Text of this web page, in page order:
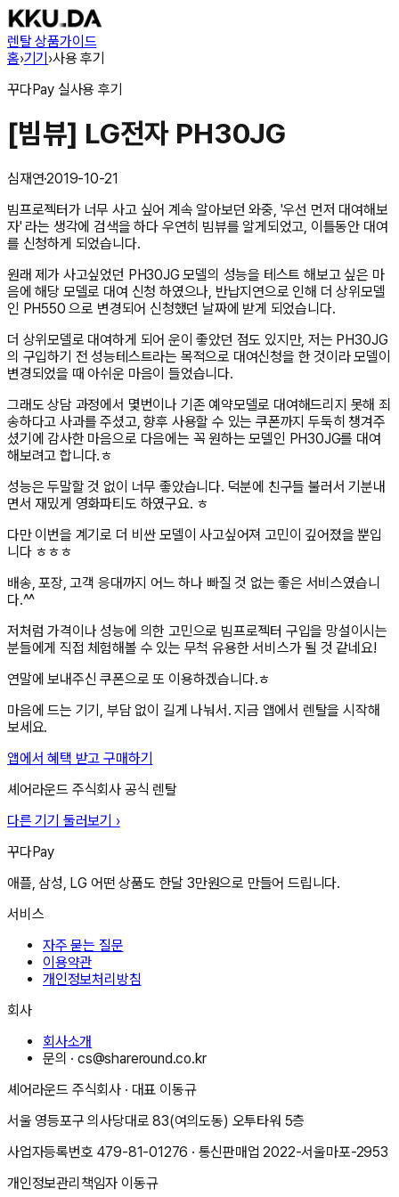
렌탈 상품가이드
홈›기기›사용 후기
꾸다Pay 실사용 후기
[빔뷰] LG전자 PH30JG
심재연·2019-10-21
빔프로젝터가 너무 사고 싶어 계속 알아보던 와중, '우선 먼저 대여해보
자' 라는 생각에 검색을 하다 우연히 빔뷰를 알게되었고, 이틀동안 대여
를 신청하게 되었습니다.
원래 제가 사고싶었던 PH30JG 모델의 성능을 테스트 해보고 싶은 마
음에 해당 모델로 대여 신청 하였으나, 반납지연으로 인해 더 상위모델
인 PH550 으로 변경되어 신청했던 날짜에 받게 되었습니다.
더 상위모델로 대여하게 되어 운이 좋았던 점도 있지만, 저는 PH30JG
의 구입하기 전 성능테스트라는 목적으로 대여신청을 한 것이라 모델이
변경되었을 때 아쉬운 마음이 들었습니다.
그래도 상담 과정에서 몇번이나 기존 예약모델로 대여해드리지 못해 죄
송하다고 사과를 주셨고, 향후 사용할 수 있는 쿠폰까지 두둑히 챙겨주
셨기에 감사한 마음으로 다음에는 꼭 원하는 모델인 PH30JG를 대여
해보려고 합니다.ㅎ
성능은 두말할 것 없이 너무 좋았습니다. 덕분에 친구들 불러서 기분내
면서 재밌게 영화파티도 하였구요. ㅎ
다만 이번을 계기로 더 비싼 모델이 사고싶어져 고민이 깊어졌을 뿐입
니다 ㅎㅎㅎ
배송, 포장, 고객 응대까지 어느 하나 빠질 것 없는 좋은 서비스였습니
다.^^
저처럼 가격이나 성능에 의한 고민으로 빔프로젝터 구입을 망설이시는
분들에게 직접 체험해볼 수 있는 무척 유용한 서비스가 될 것 같네요!
연말에 보내주신 쿠폰으로 또 이용하겠습니다.ㅎ
마음에 드는 기기, 부담 없이 길게 나눠서. 지금 앱에서 렌탈을 시작해
보세요.
앱에서 혜택 받고 구매하기
셰어라운드 주식회사 공식 렌탈
다른 기기 둘러보기 ›
꾸다Pay
애플, 삼성, LG 어떤 상품도 한달 3만원으로 만들어 드립니다.
서비스
자주 묻는 질문
이용약관
개인정보처리방침
회사
회사소개
문의 ·cs@shareround.co.kr
셰어라운드 주식회사 · 대표 이동규
서울 영등포구 의사당대로 83(여의도동) 오투타워 5층
사업자등록번호 479-81-01276 · 통신판매업2022-서울마포-2953
개인정보관리책임자 이동규